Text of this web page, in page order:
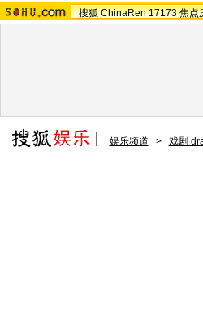
搜狐 ChinaRen 17173 焦点
娱乐频道 > 戏剧